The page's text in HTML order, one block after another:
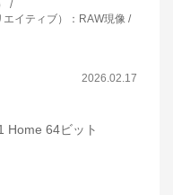
イティブ）
： RAW現像 /
2026.02.17
Home 64ビット